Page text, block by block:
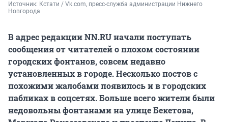
Источник: Кстати / Vk.com, пресс-служба администрации Нижнего
Новгорода
В адрес редакции NN.RU начали поступать
сообщения от читателей о плохом состоянии
городских фонтанов, совсем недавно
установленных в городе. Несколько постов с
похожими жалобами появилось и в городских
пабликах в соцсетях. Больше всего жители были
недовольны фонтанами на улице Бекетова,